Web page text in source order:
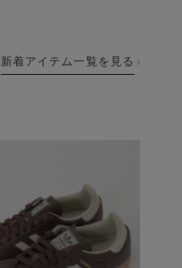
新着アイテム一覧を見る